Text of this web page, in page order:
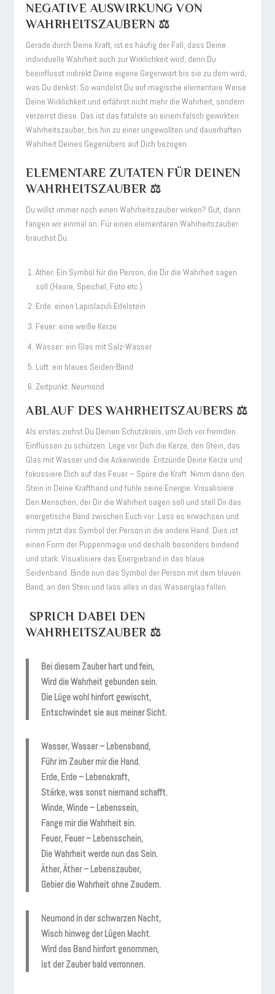
NEGATIVE AUSWIRKUNG VON
WAHRHEITSZAUBERN ⚖️
Gerade durch Deine Kraft, ist es häufig der Fall, dass Deine
individuelle Wahrheit auch zur Wirklichkeit wird, denn Du
beeinflusst indirekt Deine eigene Gegenwart bis sie zu dem wird,
was Du denkst. So wandelst Du auf magische elementare Weise
Deine Wirklichkeit und erfährst nicht mehr die Wahrheit, sondern
verzerrst diese. Das ist das fatalste an einem falsch gewirkten
Wahrheitszauber, bis hin zu einer ungewollten und dauerhaften
Wahrheit Deines Gegenübers auf Dich bezogen.
ELEMENTARE ZUTATEN FÜR DEINEN
WAHRHEITSZAUBER ⚖️
Du willst immer noch einen Wahrheitszauber wirken? Gut, dann
fangen wir einmal an. Für einen elementaren Wahrheitszauber
brauchst Du:
Äther: Ein Symbol für die Person, die Dir die Wahrheit sagen
soll (Haare, Speichel, Foto etc.)
Erde: einen Lapislazuli Edelstein
Feuer: eine weiße Kerze
Wasser: ein Glas mit Salz-Wasser
Luft: ein blaues Seiden-Band
Zeitpunkt: Neumond
ABLAUF DES WAHRHEITSZAUBERS ⚖️
Als erstes ziehst Du Deinen Schutzkreis, um Dich vor fremden
Einflüssen zu schützen. Lege vor Dich die Kerze, den Stein, das
Glas mit Wasser und die Ackerwinde. Entzünde Deine Kerze und
fokussiere Dich auf das Feuer – Spüre die Kraft. Nimm dann den
Stein in Deine Krafthand und fühle seine Energie. Visualisiere
Den Menschen, der Dir die Wahrheit sagen soll und stell Dir das
energetische Band zwischen Euch vor. Lass es erwachsen und
nimm jetzt das Symbol der Person in die andere Hand. Dies ist
einen Form der Puppenmagie und deshalb besonders bindend
und stark. Visualisiere das Energieband in das blaue
Seidenband. Binde nun das Symbol der Person mit dem blauen
Band, an den Stein und lass alles in das Wasserglas fallen.
SPRICH DABEI DEN
WAHRHEITSZAUBER ⚖️
Bei diesem Zauber hart und fein,
Wird die Wahrheit gebunden sein.
Die Lüge wohl hinfort gewischt,
Entschwindet sie aus meiner Sicht.
Wasser, Wasser – Lebensband,
Führ im Zauber mir die Hand.
Erde, Erde – Lebenskraft,
Stärke, was sonst niemand schafft.
Winde, Winde – Lebenssein,
Fange mir die Wahrheit ein.
Feuer, Feuer – Lebensschein,
Die Wahrheit werde nun das Sein.
Äther, Äther – Lebenszauber,
Gebier die Wahrheit ohne Zaudern.
Neumond in der schwarzen Nacht,
Wisch hinweg der Lügen Macht.
Wird das Band hinfort genommen,
Ist der Zauber bald verronnen.